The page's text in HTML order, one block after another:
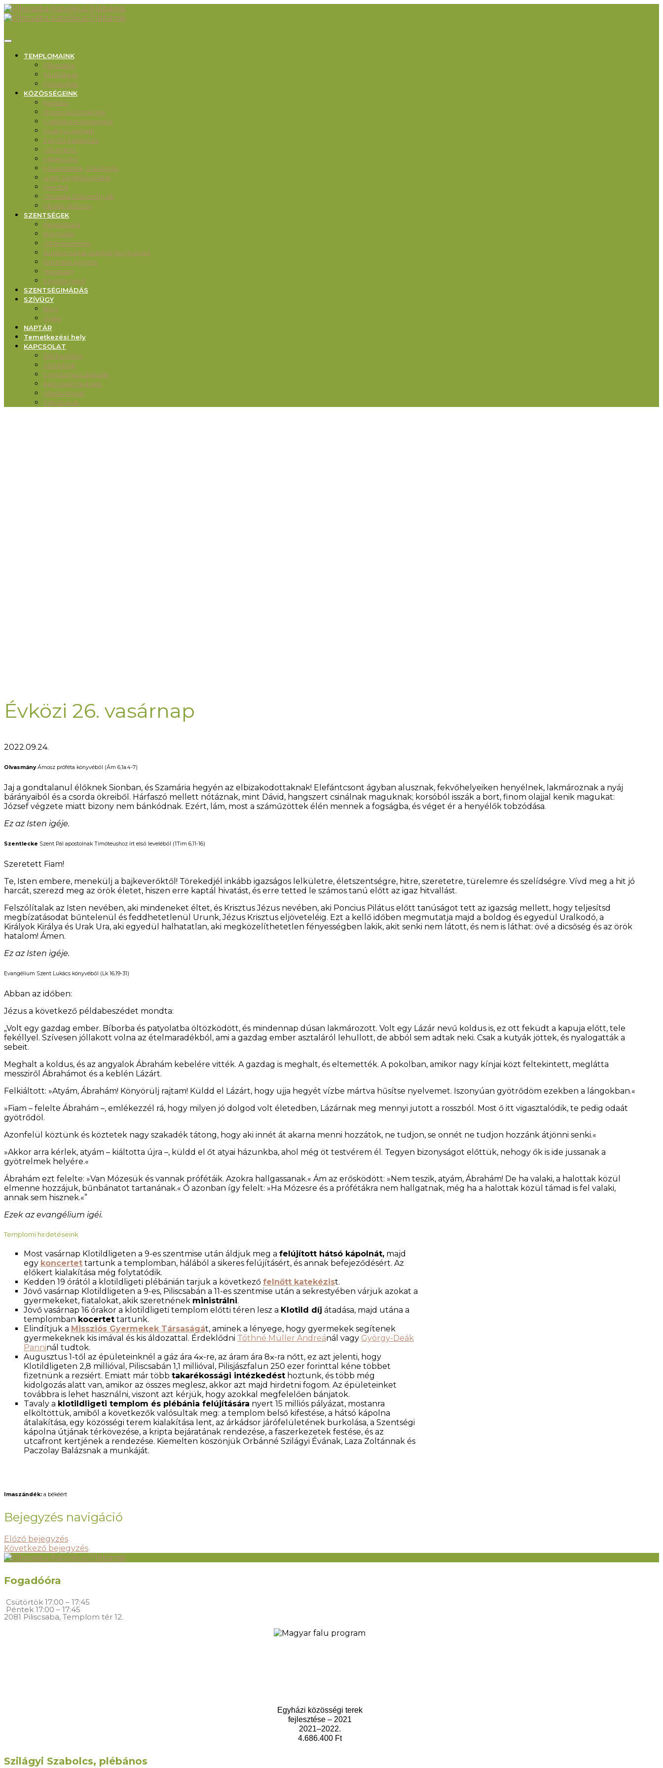
TEMPLOMAINK
Piliscsaba
Klotildliget
Pilisjászfalu
KÖZÖSSÉGEINK
Karitász
Ifjúsági közösségek
Családos közösségek
Imaközösségek
Felnőtt katekézis
Ökumené
Misekuckó
Művészetek, önképzés
Liget Segítőszolgálat
Rendek
Oktatási intézmények
Idősek otthona
SZENTSÉGEK
Keresztség
Bérmálás
Oltáriszentség
Bűnbocsánat szentsége (gyónás)
Betegek kenete
Házasság
Egyházi rend
SZENTSÉGIMÁDÁS
SZÍVÜGY
Blog
Újság
NAPTÁR
Temetkezési hely
KAPCSOLAT
Elérhetőség
Stóladíjak
Egyházi hozzájárulás
Képviselő-testület
Alapítványok
Pályázatok
Évközi 26. vasárnap
2022.09.24.
OlvasmányÁmosz próféta könyvéből (Ám 6,1a.4-7)
Jaj a gondtalanul élőknek Sionban, és Szamária hegyén az elbizakodottaknak! Elefántcsont ágyban alusznak, fekvőhelyeiken henyélnek, lakmároznak a nyáj
bárányaiból és a csorda ökreiből. Hárfaszó mellett nótáznak, mint Dávid, hangszert csinálnak maguknak; korsóból isszák a bort, finom olajjal kenik magukat:
József végzete miatt bizony nem bánkódnak. Ezért, lám, most a száműzöttek élén mennek a fogságba, és véget ér a henyélők tobzódása.
Ez az Isten igéje.
Szentlecke Szent Pál apostolnak Timóteushoz írt első leveléből (1Tim 6,11-16)
Szeretett Fiam!
Te, Isten embere, menekülj a bajkeverőktől! Törekedjél inkább igazságos lelkületre, életszentségre, hitre, szeretetre, türelemre és szelídségre. Vívd meg a hit jó
harcát, szerezd meg az örök életet, hiszen erre kaptál hivatást, és erre tetted le számos tanú előtt az igaz hitvallást.
Felszólítalak az Isten nevében, aki mindeneket éltet, és Krisztus Jézus nevében, aki Poncius Pilátus előtt tanúságot tett az igazság mellett, hogy teljesítsd
megbízatásodat bűntelenül és feddhetetlenül Urunk, Jézus Krisztus eljöveteléig. Ezt a kellő időben megmutatja majd a boldog és egyedül Uralkodó, a
Királyok Királya és Urak Ura, aki egyedül halhatatlan, aki megközelíthetetlen fényességben lakik, akit senki nem látott, és nem is láthat: övé a dicsőség és az örök
hatalom! Ámen.
Ez az Isten igéje.
Evangélium Szent Lukács könyvéből (Lk 16,19-31)
Abban az időben:
Jézus a következő példabeszédet mondta:
„Volt egy gazdag ember. Bíborba és patyolatba öltözködött, és mindennap dúsan lakmározott. Volt egy Lázár nevű koldus is, ez ott feküdt a kapuja előtt, tele
fekéllyel. Szívesen jóllakott volna az ételmaradékból, ami a gazdag ember asztaláról lehullott, de abból sem adtak neki. Csak a kutyák jöttek, és nyalogatták a
sebeit.
Meghalt a koldus, és az angyalok Ábrahám kebelére vitték. A gazdag is meghalt, és eltemették. A pokolban, amikor nagy kínjai közt feltekintett, meglátta
messziről Ábrahámot és a keblén Lázárt.
Felkiáltott: »Atyám, Ábrahám! Könyörülj rajtam! Küldd el Lázárt, hogy ujja hegyét vízbe mártva hűsítse nyelvemet. Iszonyúan gyötrődöm ezekben a lángokban.«
»Fiam – felelte Ábrahám –, emlékezzél rá, hogy milyen jó dolgod volt életedben, Lázárnak meg mennyi jutott a rosszból. Most ő itt vigasztalódik, te pedig odaát
gyötrődöl.
Azonfelül köztünk és köztetek nagy szakadék tátong, hogy aki innét át akarna menni hozzátok, ne tudjon, se onnét ne tudjon hozzánk átjönni senki.«
»Akkor arra kérlek, atyám – kiáltotta újra –, küldd el őt atyai házunkba, ahol még öt testvérem él. Tegyen bizonyságot előttük, nehogy ők is ide jussanak a
gyötrelmek helyére.«
Ábrahám ezt felelte: »Van Mózesük és vannak prófétáik. Azokra hallgassanak.« Ám az erősködött: »Nem teszik, atyám, Ábrahám! De ha valaki, a halottak közül
elmenne hozzájuk, bűnbánatot tartanának.« Ő azonban így felelt: »Ha Mózesre és a prófétákra nem hallgatnak, még ha a halottak közül támad is fel valaki,
annak sem hisznek.«”
Ezek az evangélium igéi.
Templomi hirdetéseink
Most vasárnap Klotildligeten a 9-es szentmise után áldjuk meg a felújított hátsó kápolnát, majd
egy koncertet tartunk a templomban, hálából a sikeres felújításért, és annak befejeződésért. Az
előkert kialakítása még folytatódik.
Kedden 19 órától a klotildligeti plébánián tarjuk a következő felnőtt katekézist.
Jövő vasárnap Klotildligeten a 9-es, Piliscsabán a 11-es szentmise után a sekrestyében várjuk azokat a
gyermekeket, fiatalokat, akik szeretnének ministrálni.
Jövő vasárnap 16 órakor a klotildligeti templom előtti téren lesz a Klotild díj átadása, majd utána a
templomban kocertet tartunk.
Elindítjuk a Missziós Gyermekek Társaságát, aminek a lényege, hogy gyermekek segítenek
gyermekeknek kis imával és kis áldozattal. Érdeklődni Tóthné Müller Andreánál vagy György-Deák
Panninál tudtok.
Augusztus 1-től az épületeinknél a gáz ára 4⨉-re, az áram ára 8⨉-ra nőtt, ez azt jelenti, hogy
Klotildligeten 2,8 millióval, Piliscsabán 1,1 millióval, Pilisjászfalun 250 ezer forinttal kéne többet
fizetnünk a rezsiért. Emiatt már több takarékossági intézkedést hoztunk, és több még
kidolgozás alatt van, amikor az összes meglesz, akkor azt majd hirdetni fogom. Az épületeinket
továbbra is lehet használni, viszont azt kérjük, hogy azokkal megfelelően bánjatok.
Tavaly a klotildligeti templom és plébánia felújítására nyert 15 milliós pályázat, mostanra
elköltöttük, amiből a következők valósultak meg: a templom belső kifestése, a hátsó kápolna
átalakítása, egy közösségi terem kialakítása lent, az árkádsor járófelületének burkolása, a Szentségi
kápolna útjának térkövezése, a kripta bejáratának rendezése, a faszerkezetek festése, és az
utcafront kertjének a rendezése. Kiemelten köszönjük Orbánné Szilágyi Évának, Laza Zoltánnak és
Paczolay Balázsnak a munkáját.
Imaszándék: a békéért
Bejegyzés navigáció
Előző bejegyzés
Következő bejegyzés
Fogadóóra
Csütörtök 17:00 – 17:45
Péntek 17:00 – 17:45
2081 Piliscsaba, Templom tér 12.
Egyházi közösségi terek
fejlesztése – 2021
2021–2022.
4.686.400 Ft
Szilágyi Szabolcs, plébános